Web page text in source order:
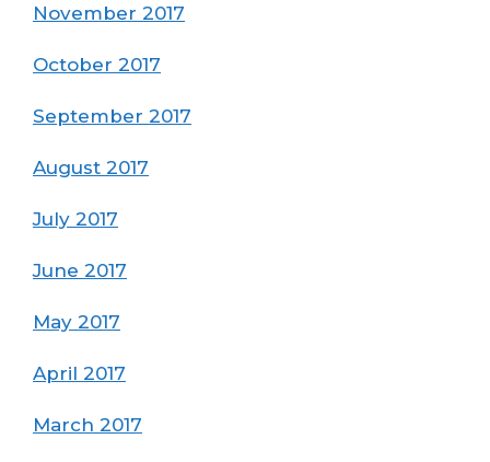
November 2017
October 2017
September 2017
August 2017
July 2017
June 2017
May 2017
April 2017
March 2017